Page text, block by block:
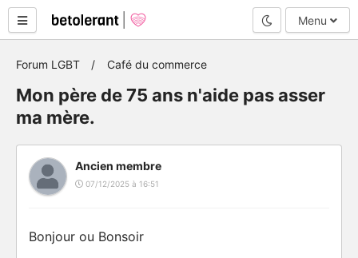
Mode nuit
Menu
Forum LGBT Café du commerce
Mon père de 75 ans n'aide pas asser
ma mère.
Ancien membre
07/12/2025 à 16:51
Bonjour ou Bonsoir